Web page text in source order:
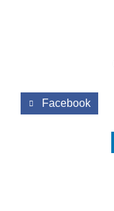
Facebook